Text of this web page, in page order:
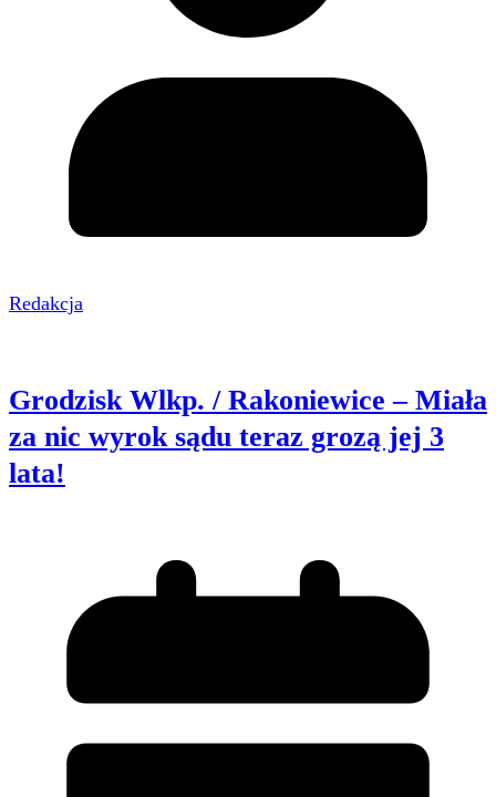
Redakcja
Grodzisk Wlkp. / Rakoniewice – Miała
za nic wyrok sądu teraz grozą jej 3
lata!